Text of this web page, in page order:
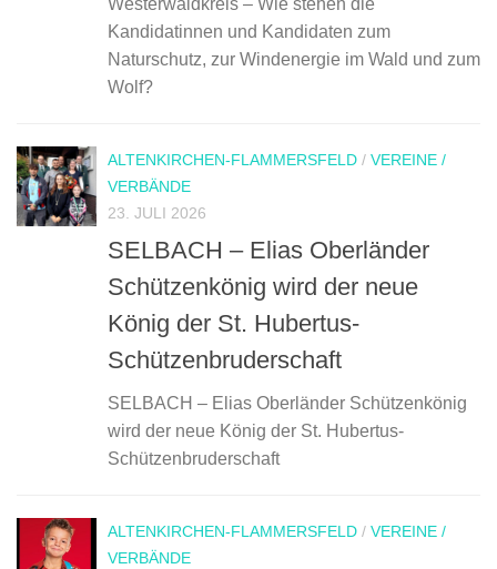
Westerwaldkreis – Wie stehen die
Kandidatinnen und Kandidaten zum
Naturschutz, zur Windenergie im Wald und zum
Wolf?
ALTENKIRCHEN-FLAMMERSFELD / VEREINE /
VERBÄNDE
23. JULI 2026
SELBACH – Elias Oberländer
Schützenkönig wird der neue
König der St. Hubertus-
Schützenbruderschaft
SELBACH – Elias Oberländer Schützenkönig
wird der neue König der St. Hubertus-
Schützenbruderschaft
ALTENKIRCHEN-FLAMMERSFELD / VEREINE /
VERBÄNDE